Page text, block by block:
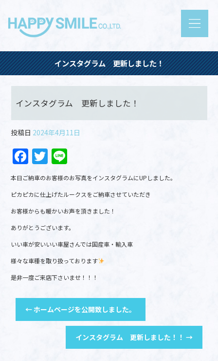
インスタグラム 更新しました！
インスタグラム 更新しました！
投稿日 2024年4月11日
F
a
c
e
b
o
o
k
T
w
itt
er
n
e
本日ご納車のお客様のお写真をインスタグラムにUPしました。
ピカピカに仕上げたルークスをご納車させていただき
お客様からも暖かいお声を頂きました！
ありがとうございます。
いい車が安いいい車屋さんでは国産車・輸入車
様々な車種を取り扱っております
是非一度ご来店下さいませ！！！
←ホームページを公開致しました。
インスタグラム 更新しました！！ →